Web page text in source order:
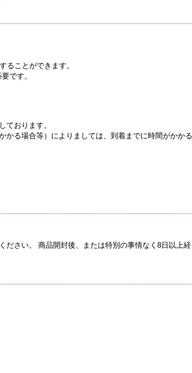
ることができます。
です。
ております。
かる場合等）によりましては、到着までに時間がかかる
ださい。 商品開封後、または特別の事情なく8日以上経